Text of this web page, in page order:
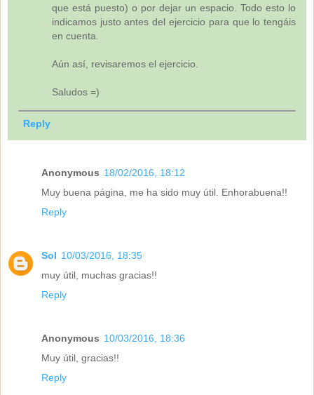
que está puesto) o por dejar un espacio. Todo esto lo
indicamos justo antes del ejercicio para que lo tengáis
en cuenta.
Aún así, revisaremos el ejercicio.
Saludos =)
Reply
Anonymous 18/02/2016, 18:12
Muy buena página, me ha sido muy útil. Enhorabuena!!
Reply
Sol 10/03/2016, 18:35
muy útil, muchas gracias!!
Reply
Anonymous 10/03/2016, 18:36
Muy útil, gracias!!
Reply